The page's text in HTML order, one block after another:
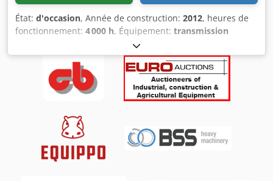
État: d'occasion, Année de construction: 2012, heures de
fonctionnement: 4 000 h, Équipement: transmission
, Mini-pelle New Holland E 50 B SR. * Poids
opérationnel : 4 945 kg * Climatisation Dodpoup R Uujfx
Aiiokr * Année de fabrication : 2012 * Heures : 4 000 *
Machine en très bon état * Prête à l'emploi
immédiatement